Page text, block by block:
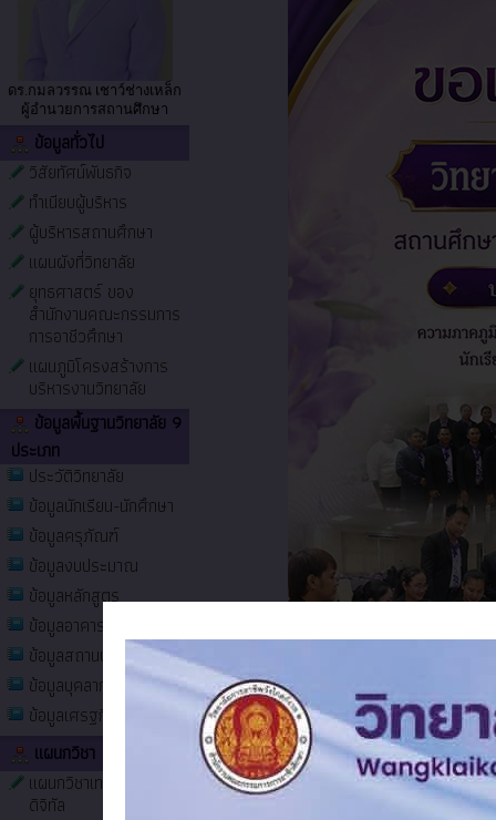
ดร.กมลวรรณ เชาว์ช่างเหล็ก
ผู้อำนวยการสถานศึกษา
ข้อมูลทั่วไป
วิสัยทัศน์พันธกิจ
ทำเนียบผู้บริหาร
ผู้บริหารสถานศึกษา
แผนผังที่วิทยาลัย
ยุทธศาสตร์ ของ
สำนักงานคณะกรรมการ
การอาชีวศึกษา
แผนภูมิโครงสร้างการ
บริหารงานวิทยาลัย
ข้อมูลพื้นฐานวิทยาลัย 9
ประเภท
ประวัติวิทยาลัย
ข้อมูลนักเรียน-นักศึกษา
ข้อมูลครุภัณฑ์
ข้อมูลงบประมาณ
ข้อมูลหลักสูตร
ข้อมูลอาคารสถานที่
ข้อมูลสถานประกอบการ
ข้อมูลบุคลากร
ข้อมูลเศรฐกิจและสังคม
แผนกวิชา
แผนกวิชาเทคโนโลยีธุรกิจ
ดิจิทัล